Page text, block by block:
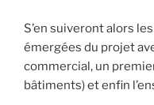
S’en suiveront alors
émergées du projet
commercial, un
bâtiments) et enfin